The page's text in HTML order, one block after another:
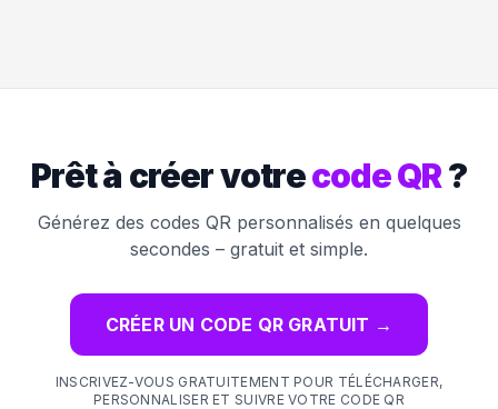
Prêt à créer votrecode QR?
Générez des codes QR personnalisés en quelques
secondes – gratuit et simple.
CRÉER UN CODE QR GRATUIT →
INSCRIVEZ-VOUS GRATUITEMENT POUR TÉLÉCHARGER,
PERSONNALISER ET SUIVRE VOTRE CODE QR